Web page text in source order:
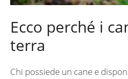
Ecco perché i
terra
Chi possiede un cane e